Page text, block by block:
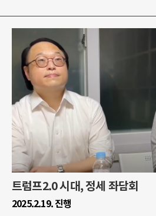
트럼프2.0 시대, 정세 좌담회
2025.2.19. 진행